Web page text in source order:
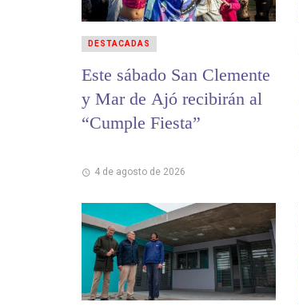
Este sábado San Clemente
y Mar de Ajó recibirán al
“Cumple Fiesta”
4 de agosto de 2026
DESTACADAS